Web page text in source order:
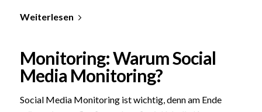
Weiterlesen
Monitoring: Warum Social
Media Monitoring?
Social Media Monitoring ist wichtig, denn am Ende